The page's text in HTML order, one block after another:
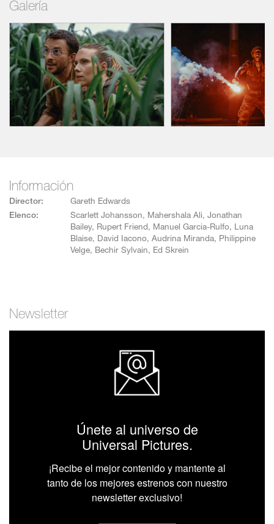
como miembros de los equipos de Zora y
Krebs, a Philippine Velge (Estación once),
Bechir Sylvain (BMF) and Ed Skrein
(Deadpool).
Jurassic World: Renace es dirigida por el
ganador del BAFTA Edwards de un guion de
Koepp (La guerra de los mundos),
basándose en personajes creados por
Michael Crichton. La película es producida
Steven Spielberg, Denis L. Stewart y Jim
Spencer.
Galería
Información
Director:
Gareth Edwards
Elenco:
Scarlett Johansson, Mahershala Ali, Jonathan
Bailey, Rupert Friend, Manuel Garcia-Rulfo, Luna
Blaise, David Iacono, Audrina Miranda, Philippine
Velge, Bechir Sylvain, Ed Skrein
Newsletter